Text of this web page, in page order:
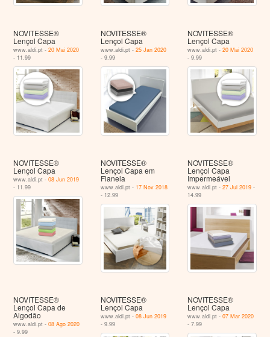
NOVITESSE®
Lençol Capa
www.aldi.pt -20 Mai 2020
- 11.99
NOVITESSE®
Lençol Capa
www.aldi.pt - 25 Jan 2020
- 9.99
NOVITESSE®
Lençol Capa
www.aldi.pt -20 Mai 2020
- 9.99
NOVITESSE®
Lençol Capa
www.aldi.pt -08 Jun 2019
- 11.99
NOVITESSE®
Lençol Capa em
Flanela
www.aldi.pt - 17 Nov 2018
- 12.99
NOVITESSE®
Lençol Capa
Impermeável
www.aldi.pt -27 Jul 2019 -
14.99
NOVITESSE®
Lençol Capa de
Algodão
www.aldi.pt -08 Ago 2020
- 9.99
NOVITESSE®
Lençol Capa
www.aldi.pt - 08 Jun 2019
- 9.99
NOVITESSE®
Lençol Capa
www.aldi.pt -07 Mar 2020
- 7.99